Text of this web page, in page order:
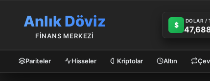
Anlık Döviz
FİNANS MERKEZİ
$ DOLAR /
Pariteler Hisseler Kriptolar Altın